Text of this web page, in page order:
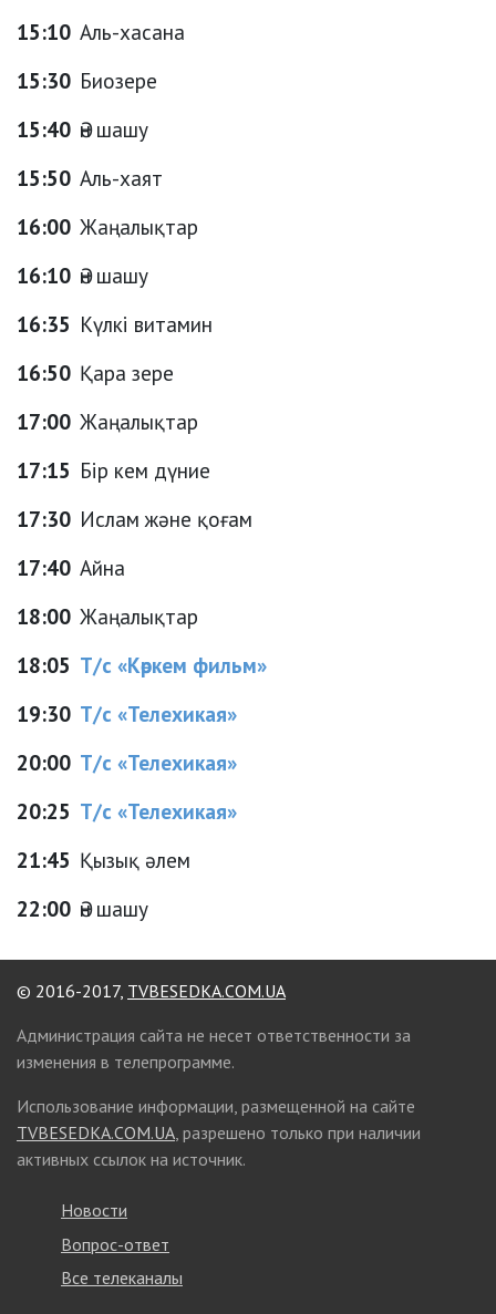
15:10 Аль-хасана
15:30 Биозере
15:40 Ән шашу
15:50 Аль-хаят
16:00 Жаңалықтар
16:10 Ән шашу
16:35 Күлкі витамин
16:50 Қара зере
17:00 Жаңалықтар
17:15 Бір кем дүние
17:30 Ислам және қоғам
17:40 Айна
18:00 Жаңалықтар
18:05 Т/с «Көркем фильм»
19:30 Т/с «Телехикая»
20:00 Т/с «Телехикая»
20:25 Т/с «Телехикая»
21:45 Қызық әлем
22:00 Ән шашу
© 2016-2017, TVBESEDKA.COM.UA
Администрация сайта не несет ответственности за
изменения в телепрограмме.
Использование информации, размещенной на сайте
TVBESEDKA.COM.UA, разрешено только при наличии
активных ссылок на источник.
Новости
Вопрос-ответ
Все телеканалы